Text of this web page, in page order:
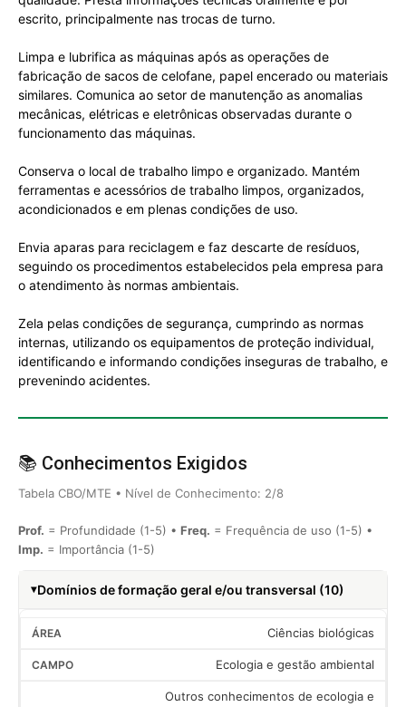
escrito, principalmente nas trocas de turno.
Limpa e lubrifica as máquinas após as operações de
fabricação de sacos de celofane, papel encerado ou materiais
similares. Comunica ao setor de manutenção as anomalias
mecânicas, elétricas e eletrônicas observadas durante o
funcionamento das máquinas.
Conserva o local de trabalho limpo e organizado. Mantém
ferramentas e acessórios de trabalho limpos, organizados,
acondicionados e em plenas condições de uso.
Envia aparas para reciclagem e faz descarte de resíduos,
seguindo os procedimentos estabelecidos pela empresa para
o atendimento às normas ambientais.
Zela pelas condições de segurança, cumprindo as normas
internas, utilizando os equipamentos de proteção individual,
identificando e informando condições inseguras de trabalho, e
prevenindo acidentes.
📚 Conhecimentos Exigidos
Tabela CBO/MTE • Nível de Conhecimento: 2/8
Prof. = Profundidade (1-5) • Freq. = Frequência de uso (1-5) •
Imp. = Importância (1-5)
Domínios de formação geral e/ou transversal (10)
Ciências biológicas
Ecologia e gestão ambiental
Outros conhecimentos de ecologia e